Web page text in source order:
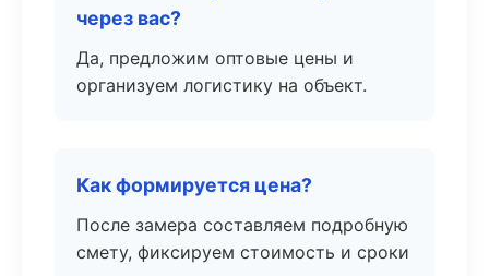
через вас?
Да, предложим оптовые цены и
организуем логистику на объект.
Как формируется цена?
После замера составляем подробную
смету, фиксируем стоимость и сроки